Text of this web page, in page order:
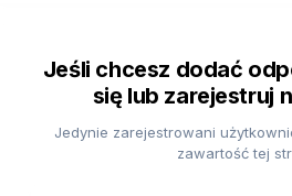
Jeśli chcesz dodać
się lub zarejestruj
Jedynie zarejestrowani
zawartość tej